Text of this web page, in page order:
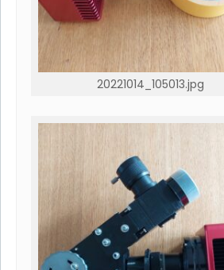
20221014_105013.jpg